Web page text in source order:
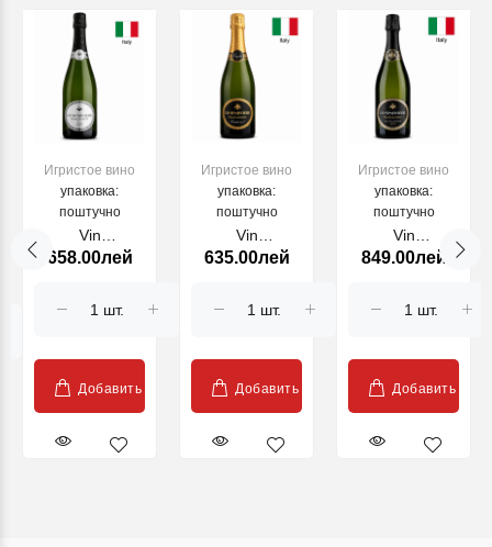
Игристое вино
упаковка:
поштучно
Vin
Franciacorta Lo
Saten, 750ml
658.00лей
Добавить
Игристое вино
упаковка:
поштучно
Vin
Franciacorta Lo
Cuvee №7,
635.00лей
Добавить
Игристое вино
упаковка:
поштучно
Vin
Franciacorta Lo
Millesimato
849.00лей
Добавить